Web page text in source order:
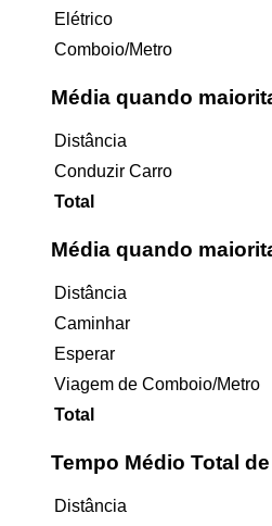
Elétrico
Comboio/Metro
Média quando
Distância
Conduzir Carro
Total
Média quando
Distância
Caminhar
Esperar
Viagem de Comboio/Metro
Total
Tempo Médio Total
Distância